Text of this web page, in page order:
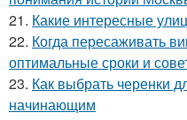
21. Какие интересные
22. Когда пересаживать
оптимальные сроки и
23. Как выбрать черенки
начинающим